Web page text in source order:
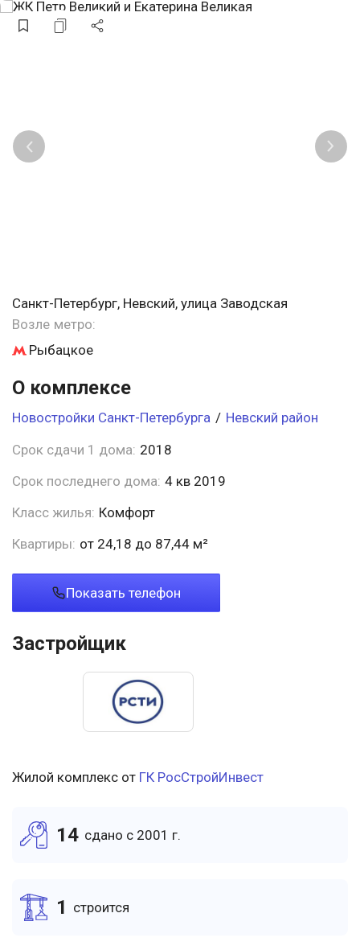
Санкт-Петербург, Невский, улица Заводская
Возле метро:
Рыбацкое
О комплексе
Новостройки Санкт-Петербурга / Невский район
Срок сдачи 1 дома: 2018
Срок последнего дома: 4 кв 2019
Класс жилья: Комфорт
Квартиры: от 24,18 до 87,44 м²
Показать телефон
Застройщик
Жилой комплекс от ГК РосСтройИнвест
14 cдано c 2001 г.
1 cтроится